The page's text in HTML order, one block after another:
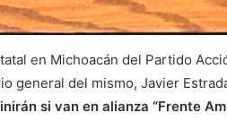
en Michoacán del Partido
general del mismo, Javier
si van en alianza “Frente